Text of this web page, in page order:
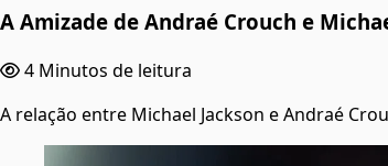
A Amizade de Andraé Crouch e
4 Minutos de leitura
A relação entre Michael Jackson e Andraé